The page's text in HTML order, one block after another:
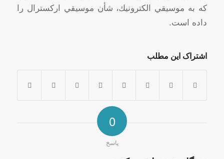
كه‌ به‌ موسيقي‌ الكترونيك‌، شأن‌ موسيقي‌ اركسترال‌ را
داده‌ است‌.
اشتراک این مطلب
0
پاسخ